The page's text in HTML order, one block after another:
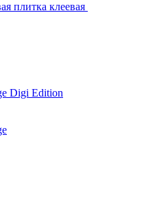
плитка клеевая
Digi Edition